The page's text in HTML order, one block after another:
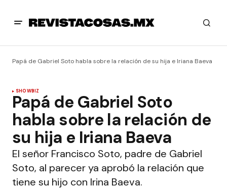
Papá de Gabriel Soto habla sobre la relación de su hija e Iriana Baeva
SHOWBIZ
Papá de Gabriel Soto
habla sobre la relación de
su hija e Iriana Baeva
El señor Francisco Soto, padre de Gabriel
Soto, al parecer ya aprobó la relación que
tiene su hijo con Irina Baeva.